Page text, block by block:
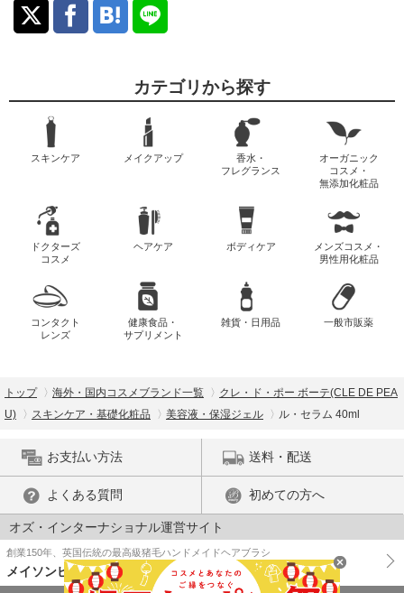
カテゴリから探す
スキンケア メイクアップ
香水・
フレグランス
オーガニック
コスメ・
無添加化粧品
ドクターズ
コスメ
ヘアケア ボディケア
メンズコスメ・
男性用化粧品
コンタクト
レンズ
健康食品・
サプリメント
雑貨・日用品 一般市販薬
トップ 海外・国内コスメブランド一覧
クレ・ド・ポー ボーテ(CLE DE PEA
U)
スキンケア・基礎化粧品 美容液・保湿ジェル ル・セラム 40ml
お支払い方法 送料・配送
よくある質問 初めての方へ
オズ・インターナショナル運営サイト
創業150年、英国伝統の最高級猪毛ハンドメイドヘアブラシ
メイソンピアソン